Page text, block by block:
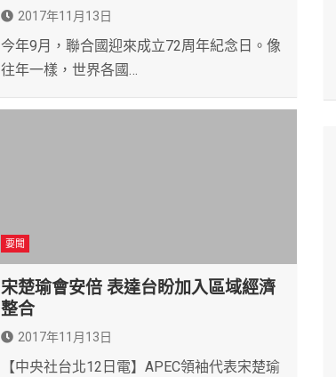
2017年11月13日
今年9月，聯合國迎來成立72周年紀念日。像
往年一樣，世界各國…
要聞
宋楚瑜會安倍 表達台盼加入區域經濟
整合
2017年11月13日
【中央社台北12日電】APEC領袖代表宋楚瑜